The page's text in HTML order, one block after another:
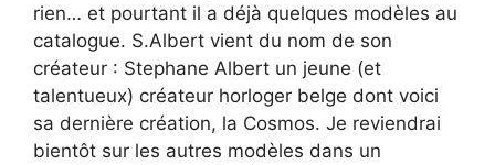
rien… et pourtant il a déjà quelques modèles au
catalogue. S.Albert vient du nom de son
créateur : Stephane Albert un jeune (et
talentueux) créateur horloger belge dont voici
sa dernière création, la Cosmos. Je reviendrai
bientôt sur les autres modèles dans un